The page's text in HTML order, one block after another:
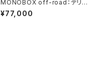
MONOBOX off-road：デリカ
ヘッドライトプロテクター
¥77,000